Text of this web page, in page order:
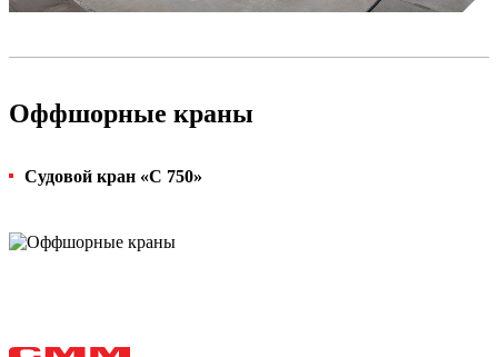
Оффшорные краны
Судовой кран «С 750»